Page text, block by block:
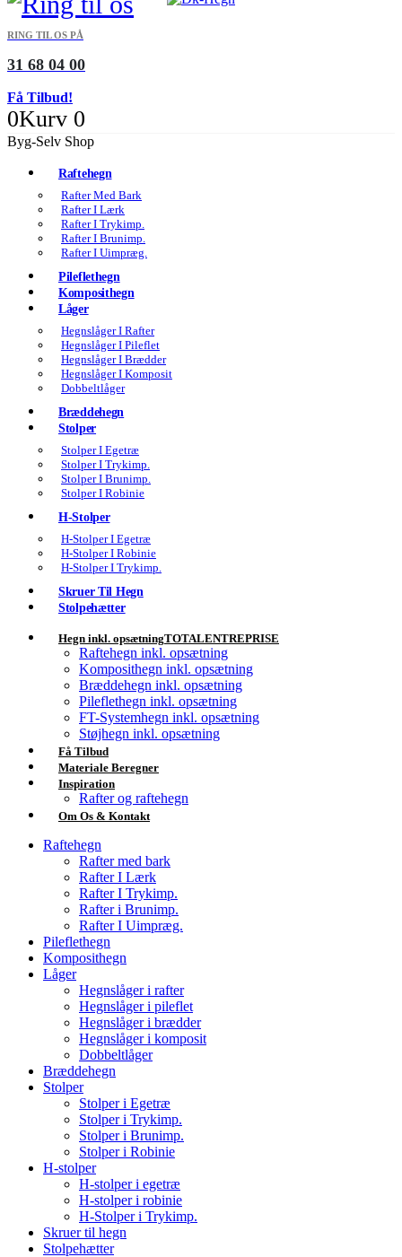
RING TIL OS PÅ
31 68 04 00
Få Tilbud!
0Kurv 0
Byg-Selv Shop
Raftehegn
Rafter Med Bark
Rafter I Lærk
Rafter I Trykimp.
Rafter I Brunimp.
Rafter I Uimpræg.
Pileflethegn
Komposithegn
Låger
Hegnslåger I Rafter
Hegnslåger I Pileflet
Hegnslåger I Brædder
Hegnslåger I Komposit
Dobbeltlåger
Bræddehegn
Stolper
Stolper I Egetræ
Stolper I Trykimp.
Stolper I Brunimp.
Stolper I Robinie
H-Stolper
H-Stolper I Egetræ
H-Stolper I Robinie
H-Stolper I Trykimp.
Skruer Til Hegn
Stolpehætter
Hegn inkl. opsætningTOTALENTREPRISE
Raftehegn inkl. opsætning
Komposithegn inkl. opsætning
Bræddehegn inkl. opsætning
Pileflethegn inkl. opsætning
FT-Systemhegn inkl. opsætning
Støjhegn inkl. opsætning
Få Tilbud
Materiale Beregner
Inspiration
Rafter og raftehegn
Om Os & Kontakt
Raftehegn
Rafter med bark
Rafter I Lærk
Rafter I Trykimp.
Rafter i Brunimp.
Rafter I Uimpræg.
Pileflethegn
Komposithegn
Låger
Hegnslåger i rafter
Hegnslåger i pileflet
Hegnslåger i brædder
Hegnslåger i komposit
Dobbeltlåger
Bræddehegn
Stolper
Stolper i Egetræ
Stolper i Trykimp.
Stolper i Brunimp.
Stolper i Robinie
H-stolper
H-stolper i egetræ
H-stolper i robinie
H-Stolper i Trykimp.
Skruer til hegn
Stolpehætter